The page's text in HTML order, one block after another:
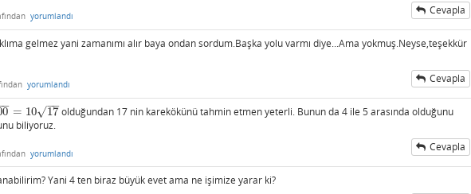
yorumlandı Cevapla
gelmez yani zamanımı alır baya ondan sordum.Başka yolu varmı diye...Ama yokmuş.Neyse,teşekkür
yorumlandı Cevapla
− = 10 17
−−
√
1017
olduğundan 17 nin karekökünü tahmin etmen yeterli. Bunun da 4 ile 5 arasında olduğunu
biliyoruz.
yorumlandı Cevapla
Yani 4 ten biraz büyük evet ama ne işimize yarar ki?